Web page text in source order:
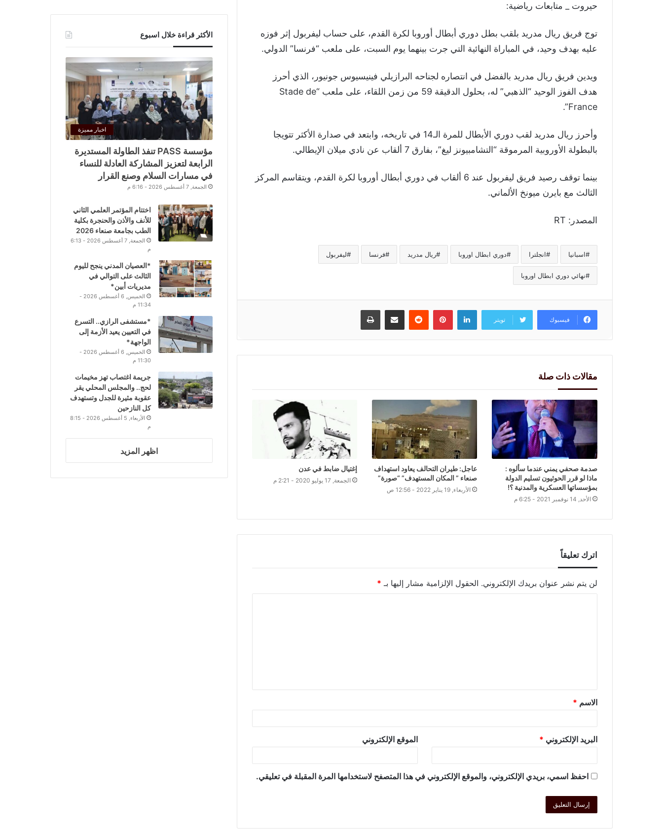
حيروت _ متابعات رياضية:
توج فريق ريال مدريد بلقب بطل دوري أبطال أوروبا لكرة القدم، على حساب ليفربول إثر فوزه
عليه بهدف وحيد، في المباراة النهائية التي جرت بينهما يوم السبت، على ملعب “فرنسا” الدولي.
ويدين فريق ريال مدريد بالفضل في انتصاره لجناحه البرازيلي فينيسيوس جونيور، الذي أحرز
هدف الفوز الوحيد “الذهبي” له، بحلول الدقيقة 59 من زمن اللقاء، على ملعب “Stade de
France”.
وأحرز ريال مدريد لقب دوري الأبطال للمرة الـ14 في تاريخه، وابتعد في صدارة الأكثر تتويجا
بالبطولة الأوروبية المرموقة “التشامبيونز ليغ”، بفارق 7 ألقاب عن نادي ميلان الإيطالي.
بينما توقف رصيد فريق ليفربول عند 6 ألقاب في دوري أبطال أوروبا لكرة القدم، ويتقاسم المركز
الثالث مع بايرن ميونخ الألماني.
المصدر: RT
اسبانيا انجلترا دوري ابطال اوروبا ريال مدريد فرنسا ليفربول
نهائي دوري ابطال اوروبا
فيسبوك تويتر
لينكدإنبينتيريست
‏Reddit مشاركة عبر البريد طباعة
مقالات ذات صلة
صدمة صحفي يمني عندما سألوه :
ماذا لو قرر الحوثيون تسليم الدولة
بمؤسساتها العسكرية والمدنية ؟!
الأحد, 14 نوفمبر 2021 - 6:25 م
عاجل: طيران التحالف يعاود استهداف
صنعاء ” المكان المستهدف” “صورة”
الأربعاء, 19 يناير 2022 - 12:56 ص
إغتيال ضابط في عدن
الجمعة, 17 يوليو 2020 - 2:21 م
اترك تعليقاً
لن يتم نشر عنوان بريدك الإلكتروني. الحقول الإلزامية مشار إليها بـ *
الاسم *
البريد الإلكتروني * الموقع الإلكتروني
احفظ اسمي، بريدي الإلكتروني، والموقع الإلكتروني في هذا المتصفح لاستخدامها المرة المقبلة في تعليقي.
الأكثر قراءة خلال اسبوع
اخبار مميزة
مؤسسة PASS تنفذ الطاولة المستديرة
الرابعة لتعزيز المشاركة العادلة للنساء
في مسارات السلام وصنع القرار
الجمعة, 7 أغسطس 2026 - 6:16 م
اختتام المؤتمر العلمي الثاني
للأنف والأذن والحنجرة بكلية
الطب بجامعة صنعاء 2026
الجمعة, 7 أغسطس 2026 - 6:13
م
*العصيان المدني ينجح لليوم
الثالث على التوالي في
مديريات أبين*
الخميس, 6 أغسطس 2026 -
11:34 م
*مستشفى الرازي.. التسرع
في التعيين يعيد الأزمة إلى
الواجهة*
الخميس, 6 أغسطس 2026 -
11:30 م
جريمة اغتصاب تهز مخيمات
لحج.. والمجلس المحلي يقر
عقوبة مثيرة للجدل وتستهدف
كل النازحين
الأربعاء, 5 أغسطس 2026 - 8:15
م
اظهر المزيد